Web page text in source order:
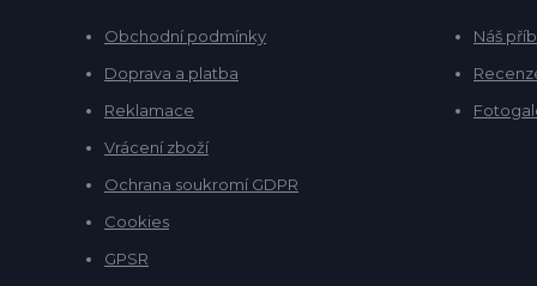
Obchodní podmínky
Doprava a platba
Reklamace
Vrácení zboží
Ochrana soukromí GDPR
Cookies
GPSR
Náš